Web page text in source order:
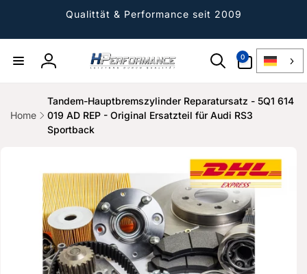
Qualittät & Performance seit 2009
Einloggen
0
Artikel
Home
Tandem-Hauptbremszylinder Reparatursatz - 5Q1 614
019 AD REP - Original Ersatzteil für Audi RS3
Sportback